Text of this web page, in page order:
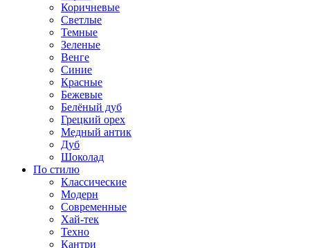
Коричневые
Светлые
Темные
Зеленые
Венге
Синие
Красные
Бежевые
Белёный дуб
Грецкий орех
Медный антик
Дуб
Шоколад
По стилю
Классические
Модерн
Современные
Хай-тек
Техно
Кантри